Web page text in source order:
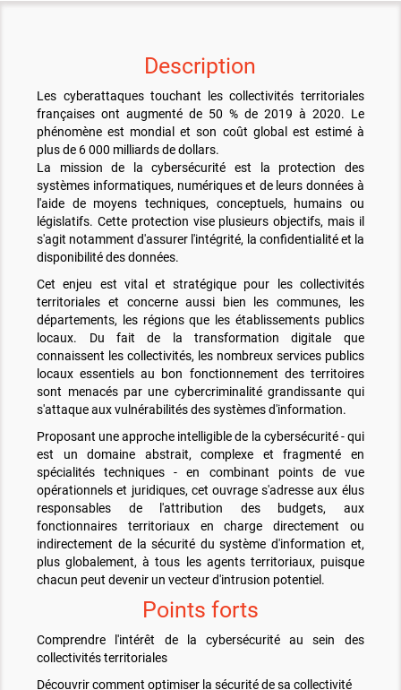
Description
Les cyberattaques touchant les collectivités territoriales
françaises ont augmenté de 50 % de 2019 à 2020. Le
phénomène est mondial et son coût global est estimé à
plus de 6 000 milliards de dollars.
La mission de la cybersécurité est la protection des
systèmes informatiques, numériques et de leurs données à
l'aide de moyens techniques, conceptuels, humains ou
législatifs. Cette protection vise plusieurs objectifs, mais il
s'agit notamment d'assurer l'intégrité, la confidentialité et la
disponibilité des données.
Cet enjeu est vital et stratégique pour les collectivités
territoriales et concerne aussi bien les communes, les
départements, les régions que les établissements publics
locaux. Du fait de la transformation digitale que
connaissent les collectivités, les nombreux services publics
locaux essentiels au bon fonctionnement des territoires
sont menacés par une cybercriminalité grandissante qui
s'attaque aux vulnérabilités des systèmes d'information.
Proposant une approche intelligible de la cybersécurité - qui
est un domaine abstrait, complexe et fragmenté en
spécialités techniques - en combinant points de vue
opérationnels et juridiques, cet ouvrage s'adresse aux élus
responsables de l'attribution des budgets, aux
fonctionnaires territoriaux en charge directement ou
indirectement de la sécurité du système d'information et,
plus globalement, à tous les agents territoriaux, puisque
chacun peut devenir un vecteur d'intrusion potentiel.
Points forts
Comprendre l'intérêt de la cybersécurité au sein des
collectivités territoriales
Découvrir comment optimiser la sécurité de sa collectivité